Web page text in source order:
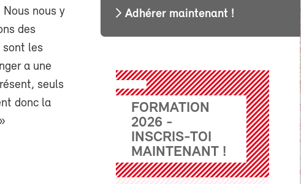
nous y
des
sont les
a une
seuls
donc la
Adhérer maintenant !
FORMATION
2026 -
INSCRIS-TOI
MAINTENANT !